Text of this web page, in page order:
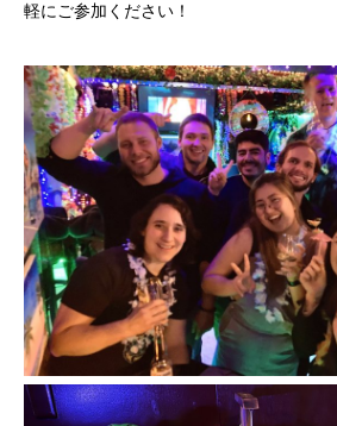
軽にご参加ください！